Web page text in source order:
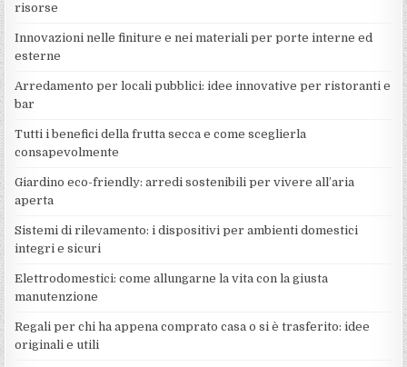
risorse
Innovazioni nelle finiture e nei materiali per porte interne ed
esterne
Arredamento per locali pubblici: idee innovative per ristoranti e
bar
Tutti i benefici della frutta secca e come sceglierla
consapevolmente
Giardino eco-friendly: arredi sostenibili per vivere all’aria
aperta
Sistemi di rilevamento: i dispositivi per ambienti domestici
integri e sicuri
Elettrodomestici: come allungarne la vita con la giusta
manutenzione
Regali per chi ha appena comprato casa o si è trasferito: idee
originali e utili